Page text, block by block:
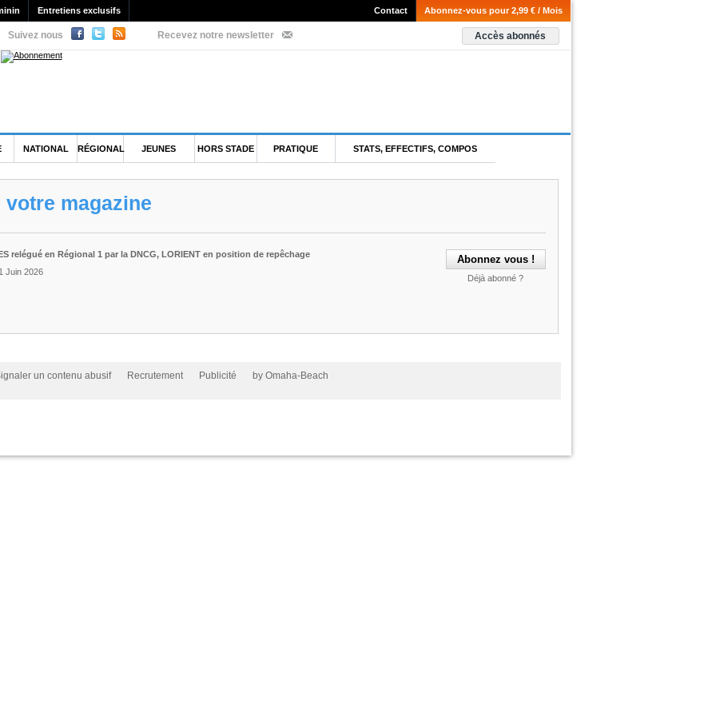
Entretiens exclusifs Abonnez-vous pour 2,99 € / Mois
Contact
Suivez nous Recevez notre newsletter Accès abonnés
NATIONAL RÉGIONAL JEUNES HORS STADE PRATIQUE STATS, EFFECTIFS, COMPOS
votre magazine
Déjà abonné ?
relégué en Régional 1 par la DNCG, LORIENT en position de repêchage
Juin 2026
un contenu abusif Recrutement Publicité by Omaha-Beach